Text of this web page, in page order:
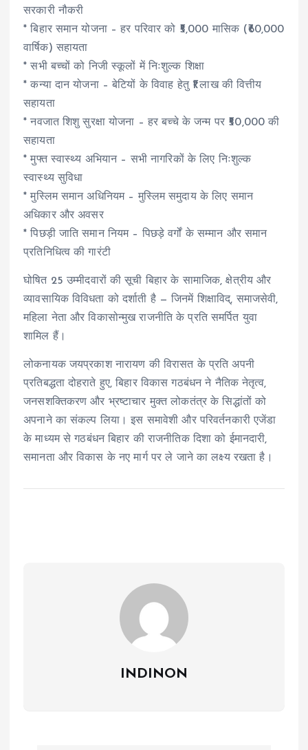
सरकारी नौकरी
* बिहार समान योजना – हर परिवार को ₹5,000 मासिक (₹60,000
वार्षिक) सहायता
* सभी बच्चों को निजी स्कूलों में निःशुल्क शिक्षा
* कन्या दान योजना – बेटियों के विवाह हेतु ₹1 लाख की वित्तीय
सहायता
* नवजात शिशु सुरक्षा योजना – हर बच्चे के जन्म पर ₹50,000 की
सहायता
* मुफ्त स्वास्थ्य अभियान – सभी नागरिकों के लिए निःशुल्क
स्वास्थ्य सुविधा
* मुस्लिम समान अधिनियम – मुस्लिम समुदाय के लिए समान
अधिकार और अवसर
* पिछड़ी जाति समान नियम – पिछड़े वर्गों के सम्मान और समान
प्रतिनिधित्व की गारंटी
घोषित 25 उम्मीदवारों की सूची बिहार के सामाजिक, क्षेत्रीय और
व्यावसायिक विविधता को दर्शाती है — जिनमें शिक्षाविद्, समाजसेवी,
महिला नेता और विकासोन्मुख राजनीति के प्रति समर्पित युवा
शामिल हैं।
लोकनायक जयप्रकाश नारायण की विरासत के प्रति अपनी
प्रतिबद्धता दोहराते हुए, बिहार विकास गठबंधन ने नैतिक नेतृत्व,
जनसशक्तिकरण और भ्रष्टाचार मुक्त लोकतंत्र के सिद्धांतों को
अपनाने का संकल्प लिया। इस समावेशी और परिवर्तनकारी एजेंडा
के माध्यम से गठबंधन बिहार की राजनीतिक दिशा को ईमानदारी,
समानता और विकास के नए मार्ग पर ले जाने का लक्ष्य रखता है।
INDINON